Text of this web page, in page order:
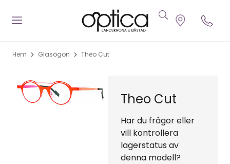
Hem Glasögon Theo Cut
Theo Cut
Har du frågor eller
vill kontrollera
lagerstatus av
denna modell?